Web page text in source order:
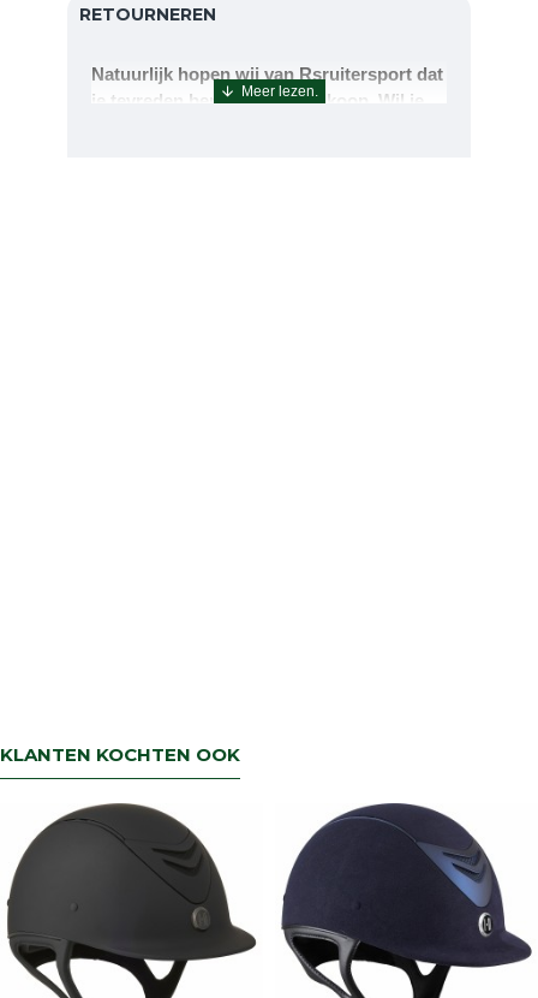
RETOURNEREN
Natuurlijk hopen wij van Rsruitersport dat
je tevreden bent met uw aankoop. Wil je
KLANTEN KOCHTEN OOK